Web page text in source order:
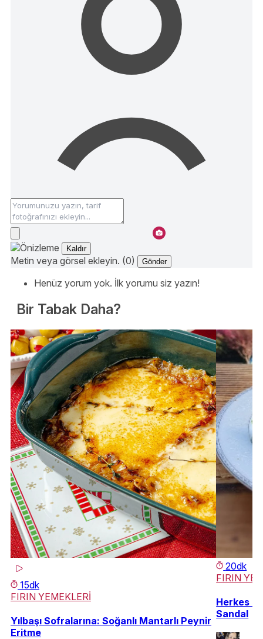
Kaldır
Metin veya görsel ekleyin. (0) Gönder
Henüz yorum yok. İlk yorumu siz yazın!
Bir Tabak Daha?
15dk
FIRIN YEMEKLERİ
Yılbaşı Sofralarına: Soğanlı Mantarlı Peynir
Eritme
20dk
FIRIN
Herkes
Sandal